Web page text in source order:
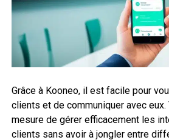
Grâce à Kooneo, il est facile pour
clients et de communiquer avec
mesure de gérer efficacement les
clients sans avoir à jongler entre